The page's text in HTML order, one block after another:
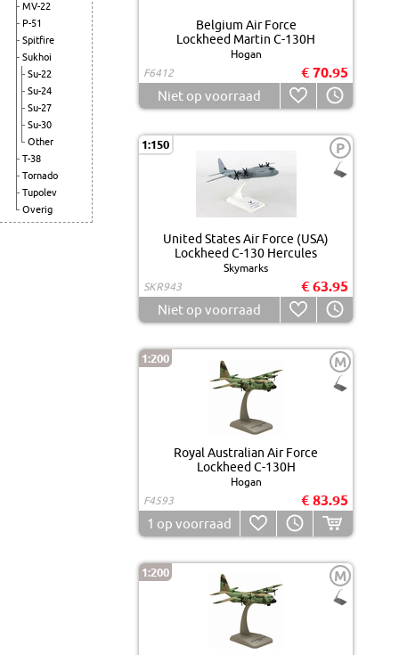
MV-22
P-51
Spitfire
Sukhoi
Su-22
Su-24
Su-27
Su-30
Other
T-38
Tornado
Tupolev
Overig
Belgium Air Force
Lockheed Martin C-130H
Hogan
F6412
€ 70.95
Niet op voorraad
1:150 P
United States Air Force (USA)
Lockheed C-130 Hercules
Skymarks
SKR943
€ 63.95
Niet op voorraad
1:200 M
Royal Australian Air Force
Lockheed C-130H
Hogan
F4593
€ 83.95
1 op voorraad
1:200 M